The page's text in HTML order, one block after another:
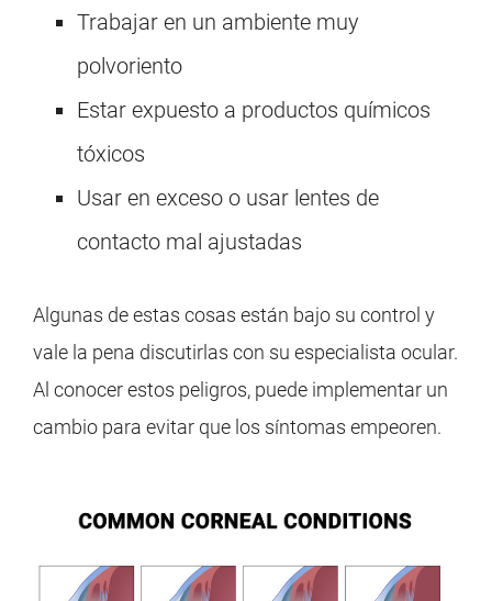
Trabajar en un ambiente muy
polvoriento
Estar expuesto a productos químicos
tóxicos
Usar en exceso o usar lentes de
contacto mal ajustadas
Algunas de estas cosas están bajo su control y
vale la pena discutirlas con su especialista ocular.
Al conocer estos peligros, puede implementar un
cambio para evitar que los síntomas empeoren.